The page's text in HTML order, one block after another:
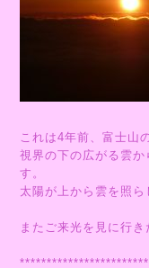
これは4年前、富士山
視界の下の広がる雲
す。
太陽が上から雲を照ら
またご来光を見に行き